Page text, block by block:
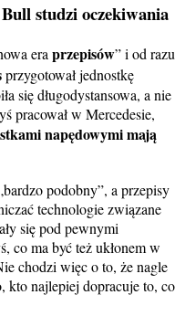
studzi oczekiwania
era przepisów” i od razu
przygotował jednostkę
się długodystansowa, a nie
pracował w Mercedesie,
napędowymi mają
podobny”, a przepisy
technologie związane
się pod pewnymi
co ma być też ukłonem w
chodzi więc o to, że nagle
kto najlepiej dopracuje to, co